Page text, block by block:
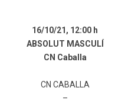
16/10/21, 12:00 h
ABSOLUT MASCULÍ
CN Caballa
CN CABALLA
–